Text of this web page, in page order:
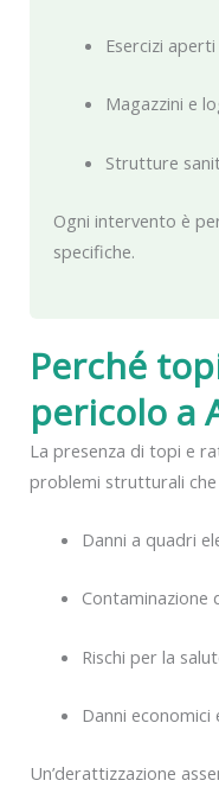
Perché
pericolo a
La presenza di topi e
problemi strutturali
Danni a quadri
Contaminazione
Rischi per la
Danni
Un’derattizzazione
Esercizi
Magazzini e
Strutture
Ogni intervento è
specifiche.